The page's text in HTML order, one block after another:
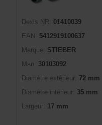
Dexis NR:
01410039
EAN:
5412919100637
Marque:
STIEBER
Man:
30103092
Diamètre extérieur: 72 mm
Diamètre intérieur: 35 mm
Largeur: 17 mm